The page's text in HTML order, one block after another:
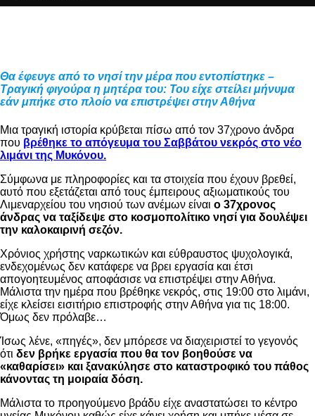
Θα έφευγε από το νησί την μέρα που εντοπίστηκε –
Τραγική φιγούρα η μητέρα του: Του είχε στείλει μήνυμα
εάν μπήκε στο πλοίο να επιστρέψει στην Αθήνα
Μια τραγική ιστορία κρύβεται πίσω από τον 37χρονο άνδρα
που βρέθηκε το απόγευμα του Σαββάτου νεκρός στο νέο
λιμάνι της Μυκόνου.
Σύμφωνα με πληροφορίες και τα στοιχεία που έχουν βρεθεί,
αυτό που εξετάζεται από τους έμπειρους αξιωματικούς του
Λιμεναρχείου του νησιού των ανέμων είναι ο 37χρονος
άνδρας να ταξίδεψε στο κοσμοπολίτικο νησί για δουλέψει
την καλοκαιρινή σεζόν.
Χρόνιος χρήστης ναρκωτικών και εύθραυστος ψυχολογικά,
ενδεχομένως δεν κατάφερε να βρει εργασία και έτσι
απογοητευμένος αποφάσισε να επιστρέψει στην Αθήνα.
Μάλιστα την ημέρα που βρέθηκε νεκρός, στις 19:00 στο λιμάνι,
είχε κλείσει εισιτήριο επιστροφής στην Αθήνα για τις 18:00.
Όμως δεν πρόλαβε…
Ίσως λένε, «πηγές», δεν μπόρεσε να διαχειριστεί το γεγονός
ότι δεν βρήκε εργασία που θα τον βοηθούσε να
«καθαρίσει» και ξανακύλησε στο καταστροφικό του πάθος
κάνοντας τη μοιραία δόση.
Μάλιστα το προηγούμενο βράδυ είχε αναστατώσει το κέντρο